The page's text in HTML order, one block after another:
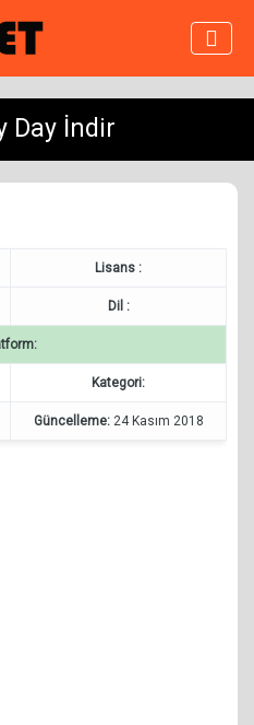
Day İndir
Lisans :
Dil :
Kategori:
Güncelleme:24 Kasım 2018